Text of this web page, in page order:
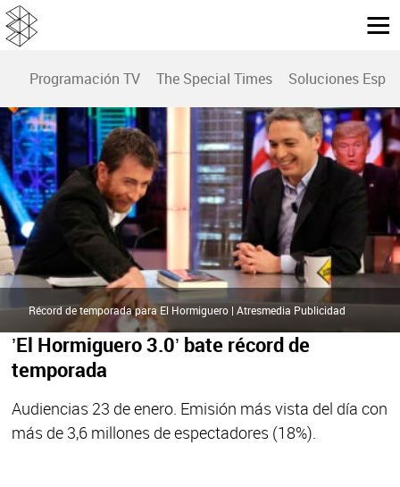
Programación TV The Special Times Soluciones
’El Hormiguero 3.0’ bate récord de
temporada
Audiencias 23 de enero. Emisión más vista del día con
más de 3,6 millones de espectadores (18%).
Récord de temporada para El Hormiguero | Atresmedia Publicidad